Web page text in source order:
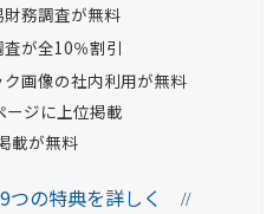
務調査が無料
が全10％割引
画像の社内利用が無料
ージに上位掲載
載が無料
の特典を詳しく //